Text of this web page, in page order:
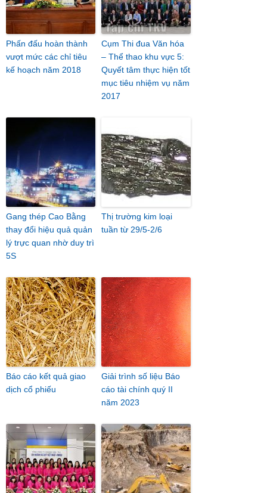
Phấn đấu hoàn thành
vượt mức các chỉ tiêu
kế hoạch năm 2018
Cụm Thi đua Văn hóa
– Thể thao khu vực 5:
Quyết tâm thực hiện tốt
mục tiêu nhiệm vụ năm
2017
Gang thép Cao Bằng
thay đổi hiệu quả quản
lý trực quan nhờ duy trì
5S
Thị trường kim loại
tuần từ 29/5-2/6
Báo cáo kết quả giao
dịch cổ phiếu
Giải trình số liệu Báo
cáo tài chính quý II
năm 2023